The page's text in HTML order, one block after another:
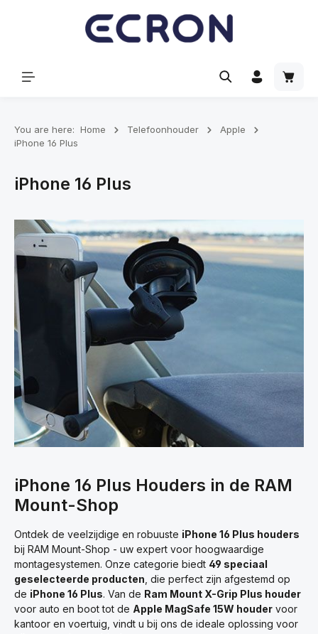
You are here: Home Telefoonhouder
Apple
iPhone 16 Plus
iPhone 16 Plus
iPhone 16 Plus Houders in de RAM
Mount-Shop
Ontdek de veelzijdige en robuuste iPhone 16 Plus houders
bij RAM Mount-Shop - uw expert voor hoogwaardige
montagesystemen. Onze categorie biedt 49 speciaal
geselecteerde producten , die perfect zijn afgestemd op
de iPhone 16 Plus. Van de Ram Mount X-Grip Plus houder
voor auto en boot tot de Apple MagSafe 15W houder voor
kantoor en voertuig, vindt u bij ons de ideale oplossing voor